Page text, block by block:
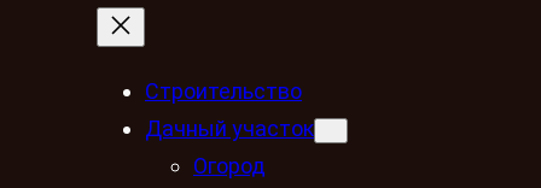
Строительство
Дачный участок
Огород